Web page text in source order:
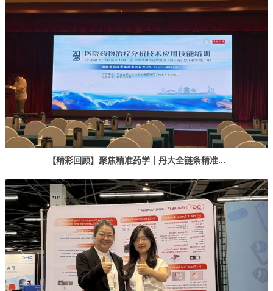
【精彩回顾】聚焦精准药学｜丹大全链条精准...